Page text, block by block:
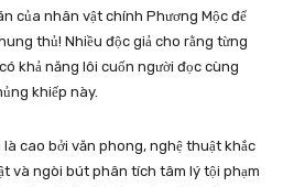
của nhân vật chính Phương Mộc để
thủ! Nhiều độc giả cho rằng từng
khả năng lôi cuốn người đọc cùng
khiếp này.
cao bởi văn phong, nghệ thuật khắc
và ngòi bút phân tích tâm lý tội phạm